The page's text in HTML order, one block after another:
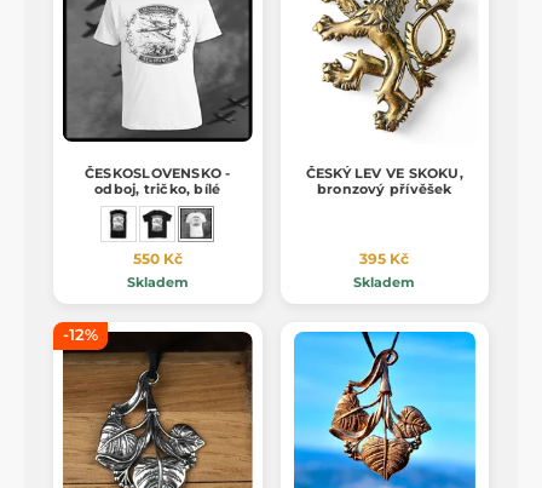
ČESKOSLOVENSKO -
odboj, tričko, bílé
550 Kč
Skladem
ČESKÝ LEV VE SKOKU,
bronzový přívěšek
395 Kč
Skladem
-12%